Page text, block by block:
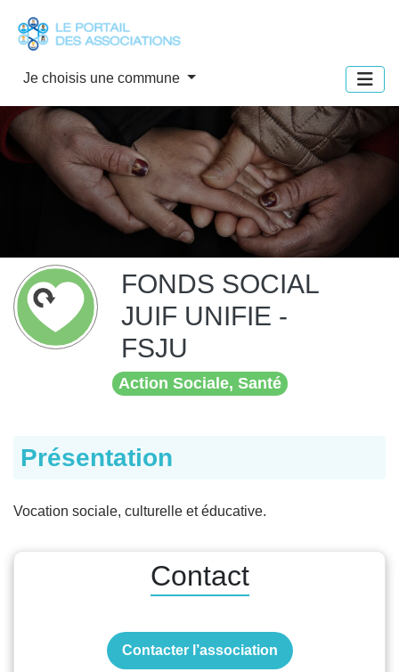
Je choisis une commune
FONDS SOCIAL
JUIF UNIFIE -
FSJU
Action Sociale, Santé
Présentation
Vocation sociale, culturelle et éducative.
Contact
Contacter l’association